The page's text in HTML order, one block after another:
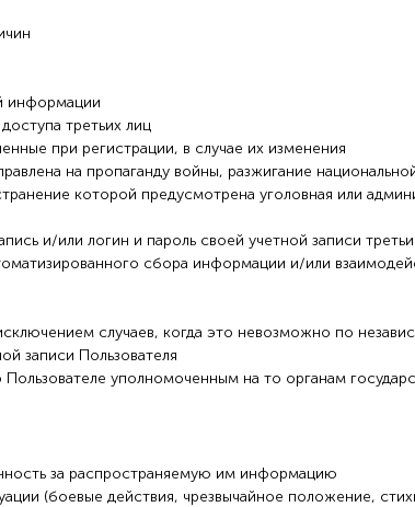
информации
третьих лиц
при регистрации, в случае их изменения
на пропаганду войны, разжигание
которой предусмотрена уголовная или
и/или логин и пароль своей учетной записи
сбора информации и/или
случаев, когда это невозможно по
записи Пользователя
уполномоченным на то органам
за распространяемую им информацию
(боевые действия, чрезвычайное положение,